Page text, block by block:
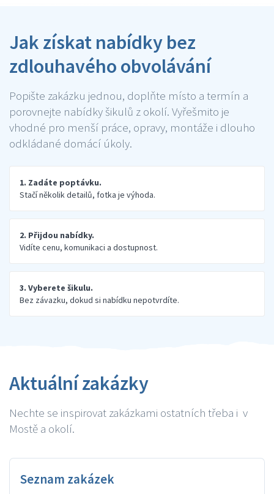
Jak získat nabídky bez
zdlouhavého obvolávání
Popište zakázku jednou, doplňte místo a termín a
porovnejte nabídky šikulů z okolí. Vyřešmito je
vhodné pro menší práce, opravy, montáže i dlouho
odkládané domácí úkoly.
1. Zadáte poptávku.
Stačí několik detailů, fotka je výhoda.
2. Přijdou nabídky.
Vidíte cenu, komunikaci a dostupnost.
3. Vyberete šikulu.
Bez závazku, dokud si nabídku nepotvrdíte.
Aktuální zakázky
Nechte se inspirovat zakázkami ostatních třeba i v
Mostě a okolí.
Seznam zakázek